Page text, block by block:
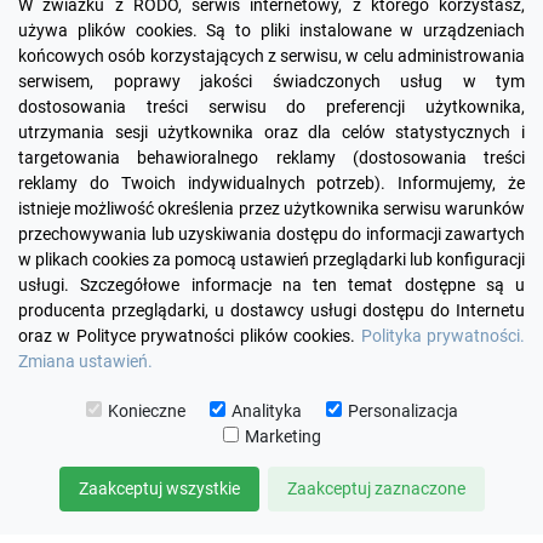
FacebookYouTubePinterest
W zwiazku z RODO, serwis internetowy, z którego korzystasz,
używa plików cookies. Są to pliki instalowane w urządzeniach
końcowych osób korzystających z serwisu, w celu administrowania
serwisem, poprawy jakości świadczonych usług w tym
dostosowania treści serwisu do preferencji użytkownika,
utrzymania sesji użytkownika oraz dla celów statystycznych i
targetowania behawioralnego reklamy (dostosowania treści
reklamy do Twoich indywidualnych potrzeb). Informujemy, że
istnieje możliwość określenia przez użytkownika serwisu warunków
przechowywania lub uzyskiwania dostępu do informacji zawartych
w plikach cookies za pomocą ustawień przeglądarki lub konfiguracji
usługi. Szczegółowe informacje na ten temat dostępne są u
producenta przeglądarki, u dostawcy usługi dostępu do Internetu
oraz w Polityce prywatności plików cookies. Polityka prywatności.
Zmiana ustawień.
Konieczne Analityka
Personalizacja
Marketing
Zaakceptuj wszystkie Zaakceptuj zaznaczone
PRODUKTY 
INFORMACJE 